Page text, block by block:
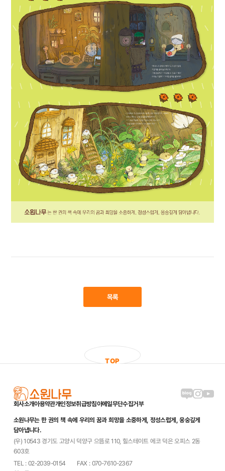
목록
TOP
블로그 링크
인스타그
유튜브
회사소개이용약관개인정보취급방침이메일무단수집거부
소원나무는 한 권의 책 속에 우리의 꿈과 희망을 소중하게, 정성스럽게, 웅숭깊게
담아냅니다.
(우) 10543 경기도 고양시 덕양구 으뜸로 110, 힐스테이트 에코 덕은 오피스 2동
603호
TEL : 02-2039-0154
FAX : 070-7610-2367